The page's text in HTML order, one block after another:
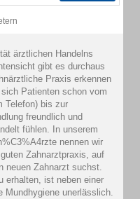
ärztlichen Handelns
gibt es durchaus
Praxis erkennen
Patienten schon vom
Telefon) bis zur
freundlich und
fühlen. In unserem
nennen wir
Zahnarztpraxis, auf
neuen Zahnarzt suchst.
erhalten, ist neben einer
Mundhygiene unerlässlich.